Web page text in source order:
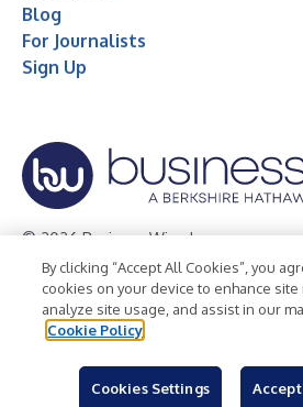
Blog
For Journalists
Sign Up
© 2026 Business Wire, Inc.
Privacy Policy Cookie Policy
Terms of Use
Legal
By clicking “Accept All Cookies”, you
cookies on your device to enhance site
analyze site usage, and assist in our
Cookie Policy
Cookies Settings